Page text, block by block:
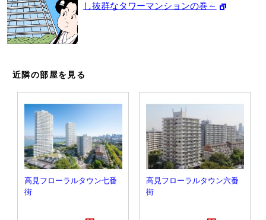
し抜群なタワーマンションの巻～
近隣の部屋を見る
高見フローラルタウン七番
街
高見フローラルタウン六番
街